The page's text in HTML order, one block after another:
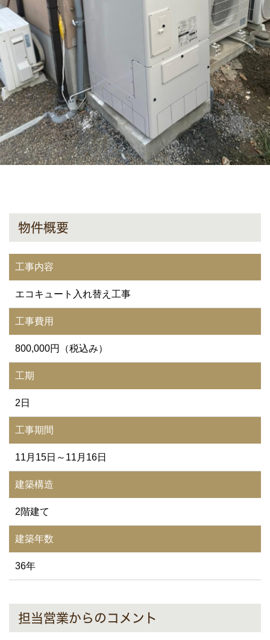
物件概要
工事内容
エコキュート入れ替え工事
工事費用
800,000円（税込み）
工期
2日
工事期間
11月15日～11月16日
建築構造
2階建て
建築年数
36年
担当営業からのコメント